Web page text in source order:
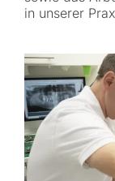
in unserer